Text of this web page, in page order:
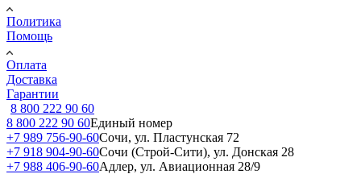
Политика
Помощь
Оплата
Доставка
Гарантии
8 800 222 90 60
8 800 222 90 60Единый номер
+7 989 756-90-60Сочи, ул. Пластунская 72
+7 918 904-90-60Сочи (Строй-Сити), ул. Донская 28
+7 988 406-90-60Адлер, ул. Авиационная 28/9